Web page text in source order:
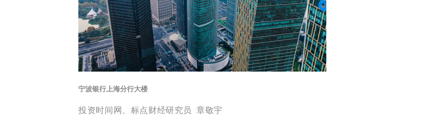
宁波银行上海分行大楼
投资时间网、标点财经研究员 章敬宇